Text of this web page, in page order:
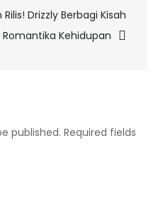
Ketiga’
Lewat
Drizzly Berbagi Kisah
Romantika Kehidupan
published. Required fields